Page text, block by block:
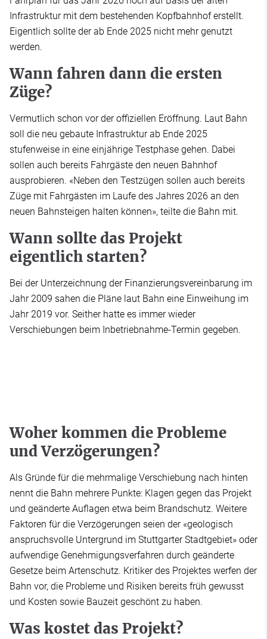
Infrastruktur mit dem bestehenden Kopfbahnhof erstellt.
Eigentlich sollte der ab Ende 2025 nicht mehr genutzt
werden.
Wann fahren dann die ersten
Züge?
Vermutlich schon vor der offiziellen Eröffnung. Laut Bahn
soll die neu gebaute Infrastruktur ab Ende 2025
stufenweise in eine einjährige Testphase gehen. Dabei
sollen auch bereits Fahrgäste den neuen Bahnhof
ausprobieren. «Neben den Testzügen sollen auch bereits
Züge mit Fahrgästen im Laufe des Jahres 2026 an den
neuen Bahnsteigen halten können», teilte die Bahn mit.
Wann sollte das Projekt
eigentlich starten?
Bei der Unterzeichnung der Finanzierungsvereinbarung im
Jahr 2009 sahen die Pläne laut Bahn eine Einweihung im
Jahr 2019 vor. Seither hatte es immer wieder
Verschiebungen beim Inbetriebnahme-Termin gegeben.
Woher kommen die Probleme
und Verzögerungen?
Als Gründe für die mehrmalige Verschiebung nach hinten
nennt die Bahn mehrere Punkte: Klagen gegen das Projekt
und geänderte Auflagen etwa beim Brandschutz. Weitere
Faktoren für die Verzögerungen seien der «geologisch
anspruchsvolle Untergrund im Stuttgarter Stadtgebiet» oder
aufwendige Genehmigungsverfahren durch geänderte
Gesetze beim Artenschutz. Kritiker des Projektes werfen der
Bahn vor, die Probleme und Risiken bereits früh gewusst
und Kosten sowie Bauzeit geschönt zu haben.
Was kostet das Projekt?